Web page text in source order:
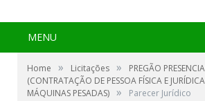
MENU
Home » Licitações »
PREGÃO
(CONTRATAÇÃO DE PESSOA FÍSICA E
MÁQUINAS PESADAS) » Parecer Jurídico